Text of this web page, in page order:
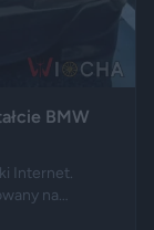
BMW
Internet.
na